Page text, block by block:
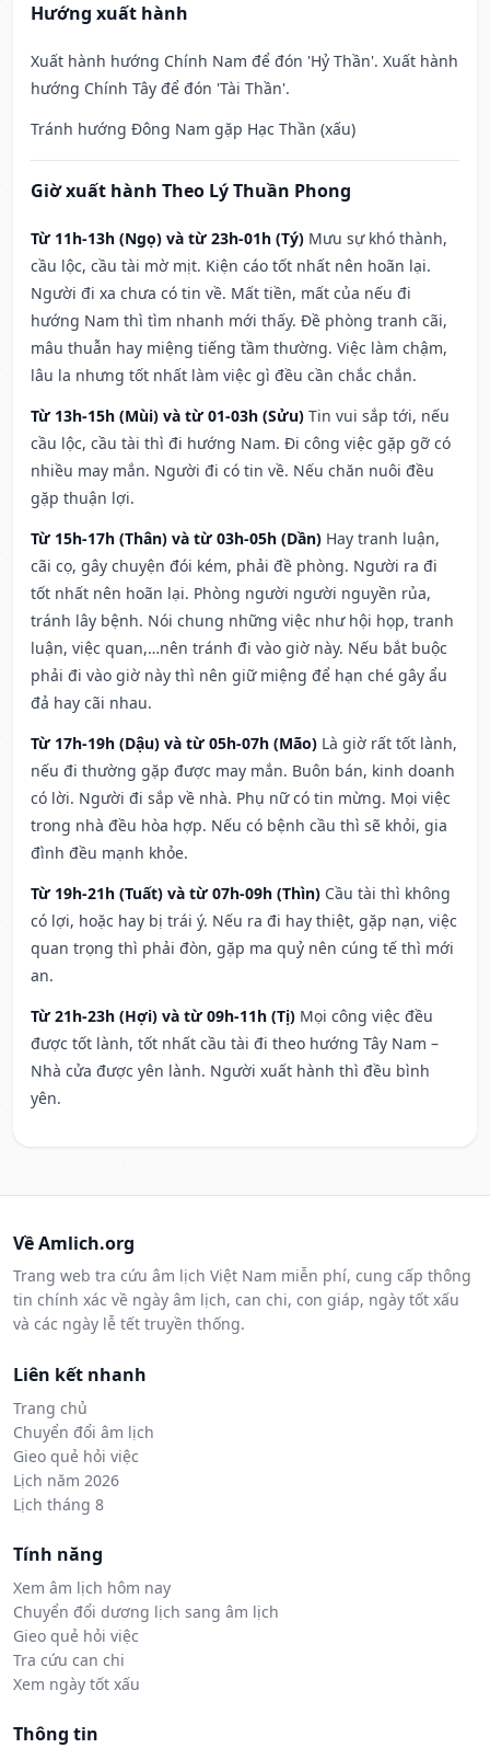
Hướng xuất hành
Xuất hành hướng Chính Nam để đón 'Hỷ Thần'. Xuất hành
hướng Chính Tây để đón 'Tài Thần'.
Tránh hướng Đông Nam gặp Hạc Thần (xấu)
Giờ xuất hành Theo Lý Thuần Phong
Từ 11h-13h (Ngọ) và từ 23h-01h (Tý) Mưu sự khó thành,
cầu lộc, cầu tài mờ mịt. Kiện cáo tốt nhất nên hoãn lại.
Người đi xa chưa có tin về. Mất tiền, mất của nếu đi
hướng Nam thì tìm nhanh mới thấy. Đề phòng tranh cãi,
mâu thuẫn hay miệng tiếng tầm thường. Việc làm chậm,
lâu la nhưng tốt nhất làm việc gì đều cần chắc chắn.
Từ 13h-15h (Mùi) và từ 01-03h (Sửu) Tin vui sắp tới, nếu
cầu lộc, cầu tài thì đi hướng Nam. Đi công việc gặp gỡ có
nhiều may mắn. Người đi có tin về. Nếu chăn nuôi đều
gặp thuận lợi.
Từ 15h-17h (Thân) và từ 03h-05h (Dần) Hay tranh luận,
cãi cọ, gây chuyện đói kém, phải đề phòng. Người ra đi
tốt nhất nên hoãn lại. Phòng người người nguyền rủa,
tránh lây bệnh. Nói chung những việc như hội họp, tranh
luận, việc quan,…nên tránh đi vào giờ này. Nếu bắt buộc
phải đi vào giờ này thì nên giữ miệng để hạn ché gây ẩu
đả hay cãi nhau.
Từ 17h-19h (Dậu) và từ 05h-07h (Mão) Là giờ rất tốt lành,
nếu đi thường gặp được may mắn. Buôn bán, kinh doanh
có lời. Người đi sắp về nhà. Phụ nữ có tin mừng. Mọi việc
trong nhà đều hòa hợp. Nếu có bệnh cầu thì sẽ khỏi, gia
đình đều mạnh khỏe.
Từ 19h-21h (Tuất) và từ 07h-09h (Thìn) Cầu tài thì không
có lợi, hoặc hay bị trái ý. Nếu ra đi hay thiệt, gặp nạn, việc
quan trọng thì phải đòn, gặp ma quỷ nên cúng tế thì mới
an.
Từ 21h-23h (Hợi) và từ 09h-11h (Tị) Mọi công việc đều
được tốt lành, tốt nhất cầu tài đi theo hướng Tây Nam –
Nhà cửa được yên lành. Người xuất hành thì đều bình
yên.
Về Amlich.org
Trang web tra cứu âm lịch Việt Nam miễn phí, cung cấp thông
tin chính xác về ngày âm lịch, can chi, con giáp, ngày tốt xấu
và các ngày lễ tết truyền thống.
Liên kết nhanh
Trang chủ
Chuyển đổi âm lịch
Gieo quẻ hỏi việc
Lịch năm 2026
Lịch tháng 8
Tính năng
Xem âm lịch hôm nay
Chuyển đổi dương lịch sang âm lịch
Gieo quẻ hỏi việc
Tra cứu can chi
Xem ngày tốt xấu
Thông tin